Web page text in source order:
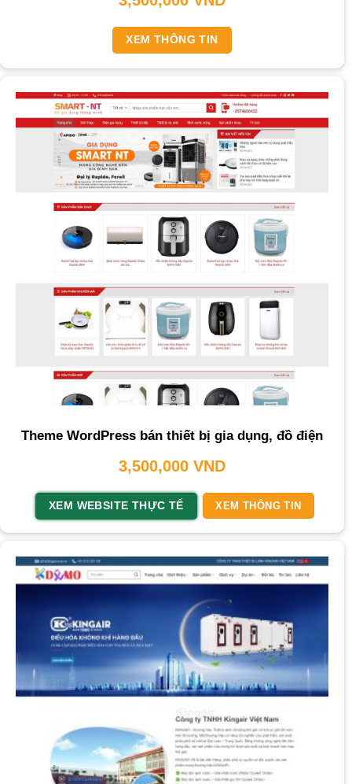
XEM THÔNG TIN
Theme WordPress bán thiết bị gia dụng, đồ điện
3,500,000 VND
XEM WEBSITE THỰC TẾ XEM THÔNG TIN